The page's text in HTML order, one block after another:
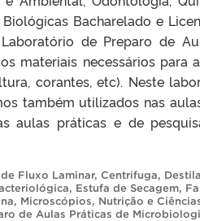
Bacharelado e
de Preparo de
materiais necessários para
corantes, etc). Neste
também utilizados nas
aulas práticas e de
Fluxo Laminar, Centrifuga,
, Estufa de Secagem,
, Microscópios, Nutrição e
de Aulas Práticas de